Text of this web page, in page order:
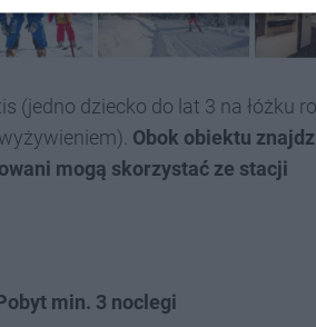
(jedno dziecko do lat 3 na łóżku
Obok obiektu
mogą skorzystać ze stacji
min. 3 noclegi